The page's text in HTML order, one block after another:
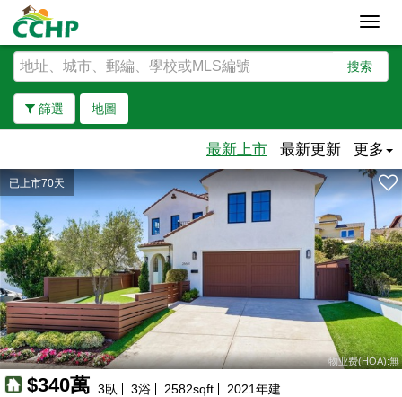
搜索
篩選 地圖
去除邊界
最新上市 最新更新 更多
已上市70天
物业费(HOA):無
$340萬 3臥 3浴 2582sqft 2021年建